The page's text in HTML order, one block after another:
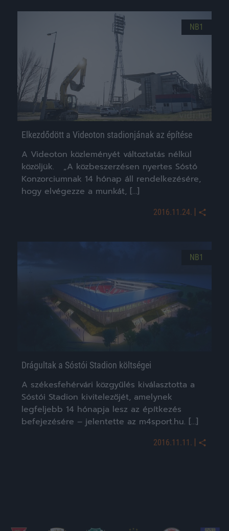
NB1
Elkezdődött a Videoton stadionjának az építése
A Videoton közleményét változtatás nélkül
közöljük. „A közbeszerzésen nyertes Sóstó
Konzorciumnak 14 hónap áll rendelkezésére,
hogy elvégezze a munkát, […]
2016.11.24. |
NB1
Drágultak a Sóstói Stadion költségei
A székesfehérvári közgyűlés kiválasztotta a
Sóstói Stadion kivitelezőjét, amelynek
legfeljebb 14 hónapja lesz az építkezés
befejezésére – jelentette az m4sport.hu. […]
2016.11.11. |